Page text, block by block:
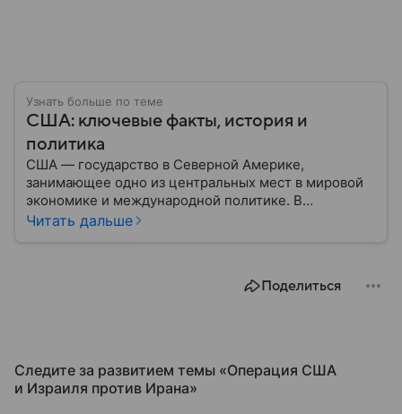
Узнать больше по теме
США: ключевые факты, история и
политика
США — государство в Северной Америке,
занимающее одно из центральных мест в мировой
экономике и международной политике. В
материале — основные сведения об этой стране.
Читать дальше
Поделиться
Следите за развитием темы «Операция США
и Израиля против Ирана»